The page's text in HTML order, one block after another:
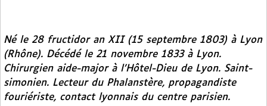
Né le 28 fructidor an XII (15 septembre 1803) à Lyon
(Rhône). Décédé le 21 novembre 1833 à Lyon.
Chirurgien aide-major à l’Hôtel-Dieu de Lyon. Saint-
simonien. Lecteur du Phalanstère, propagandiste
fouriériste, contact lyonnais du centre parisien.